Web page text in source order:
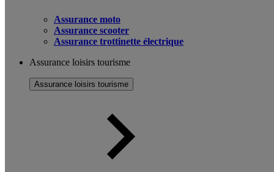
Assurance moto
Assurance scooter
Assurance trottinette électrique
Assurance loisirs tourisme
Assurance loisirs tourisme